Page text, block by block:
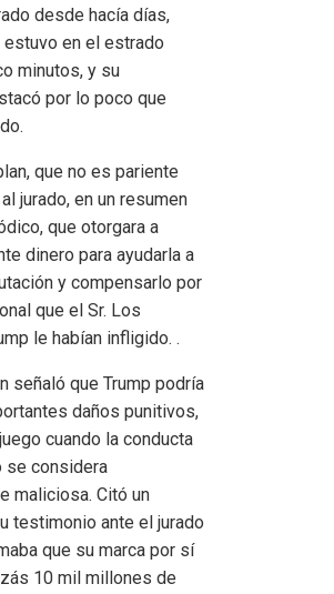
desde hacía días,
en el estrado
minutos, y su
por lo poco que
que no es pariente
jurado, en un resumen
que otorgara a
dinero para ayudarla a
y compensarlo por
que el Sr. Los
le habían infligido. .
señaló que Trump podría
daños punitivos,
cuando la conducta
se considera
maliciosa. Citó un
testimonio ante el jurado
que su marca por sí
10 mil millones de